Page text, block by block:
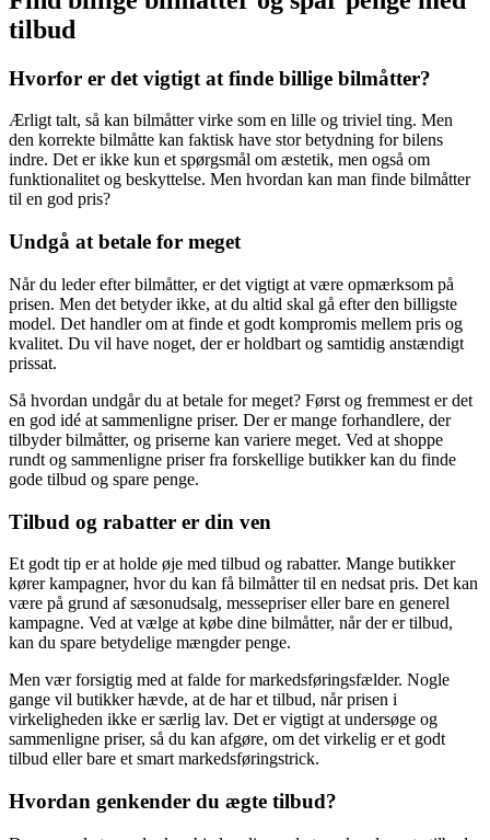
tilbud
Hvorfor er det vigtigt at finde billige bilmåtter?
Ærligt talt, så kan bilmåtter virke som en lille og triviel ting. Men
den korrekte bilmåtte kan faktisk have stor betydning for bilens
indre. Det er ikke kun et spørgsmål om æstetik, men også om
funktionalitet og beskyttelse. Men hvordan kan man finde bilmåtter
til en god pris?
Undgå at betale for meget
Når du leder efter bilmåtter, er det vigtigt at være opmærksom på
prisen. Men det betyder ikke, at du altid skal gå efter den billigste
model. Det handler om at finde et godt kompromis mellem pris og
kvalitet. Du vil have noget, der er holdbart og samtidig anstændigt
prissat.
Så hvordan undgår du at betale for meget? Først og fremmest er det
en god idé at sammenligne priser. Der er mange forhandlere, der
tilbyder bilmåtter, og priserne kan variere meget. Ved at shoppe
rundt og sammenligne priser fra forskellige butikker kan du finde
gode tilbud og spare penge.
Tilbud og rabatter er din ven
Et godt tip er at holde øje med tilbud og rabatter. Mange butikker
kører kampagner, hvor du kan få bilmåtter til en nedsat pris. Det kan
være på grund af sæsonudsalg, messepriser eller bare en generel
kampagne. Ved at vælge at købe dine bilmåtter, når der er tilbud,
kan du spare betydelige mængder penge.
Men vær forsigtig med at falde for markedsføringsfælder. Nogle
gange vil butikker hævde, at de har et tilbud, når prisen i
virkeligheden ikke er særlig lav. Det er vigtigt at undersøge og
sammenligne priser, så du kan afgøre, om det virkelig er et godt
tilbud eller bare et smart markedsføringstrick.
Hvordan genkender du ægte tilbud?